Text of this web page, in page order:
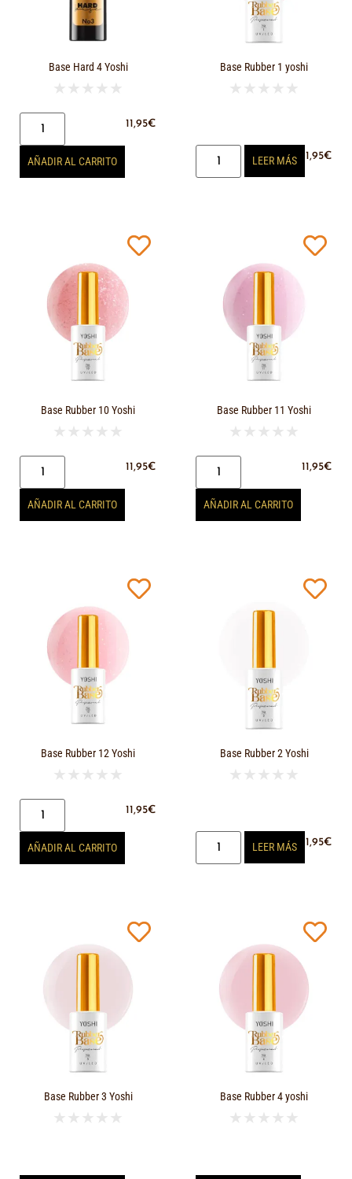
Base Hard 4 Yoshi
★ ★ ★ ★ ★
11,95€
AÑADIR AL CARRITO
Base Rubber 1 yoshi
★ ★ ★ ★ ★
11,95€
LEER MÁS
Base Rubber 10 Yoshi
★ ★ ★ ★ ★
11,95€
AÑADIR AL CARRITO
Base Rubber 11 Yoshi
★ ★ ★ ★ ★
11,95€
AÑADIR AL CARRITO
Base Rubber 12 Yoshi
★ ★ ★ ★ ★
11,95€
AÑADIR AL CARRITO
Base Rubber 2 Yoshi
★ ★ ★ ★ ★
11,95€
LEER MÁS
Base Rubber 3 Yoshi
★ ★ ★ ★ ★
Base Rubber 4 yoshi
★ ★ ★ ★ ★